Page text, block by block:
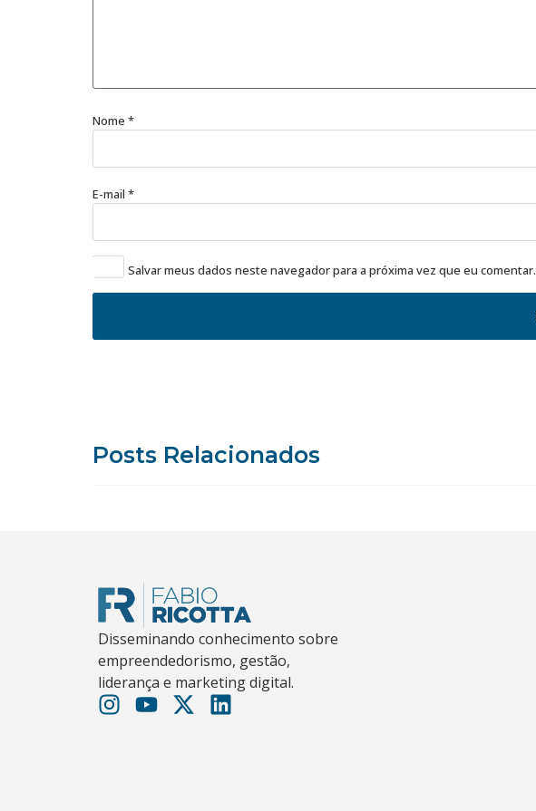
Nome *
E-mail *
Salvar meus dados neste navegador para a próxima vez que eu comentar.
Posts Relacionados
Disseminando conhecimento sobre
empreendedorismo, gestão,
liderança e marketing digital.